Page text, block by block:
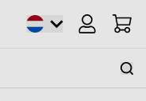
Cart